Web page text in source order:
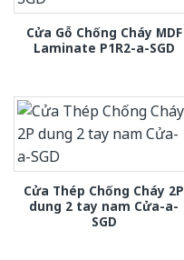
Cửa Gỗ Chống Cháy MDF
Laminate P1R2-a-SGD
Cửa Thép Chống Cháy 2P
dung 2 tay nam Cửa-a-
SGD